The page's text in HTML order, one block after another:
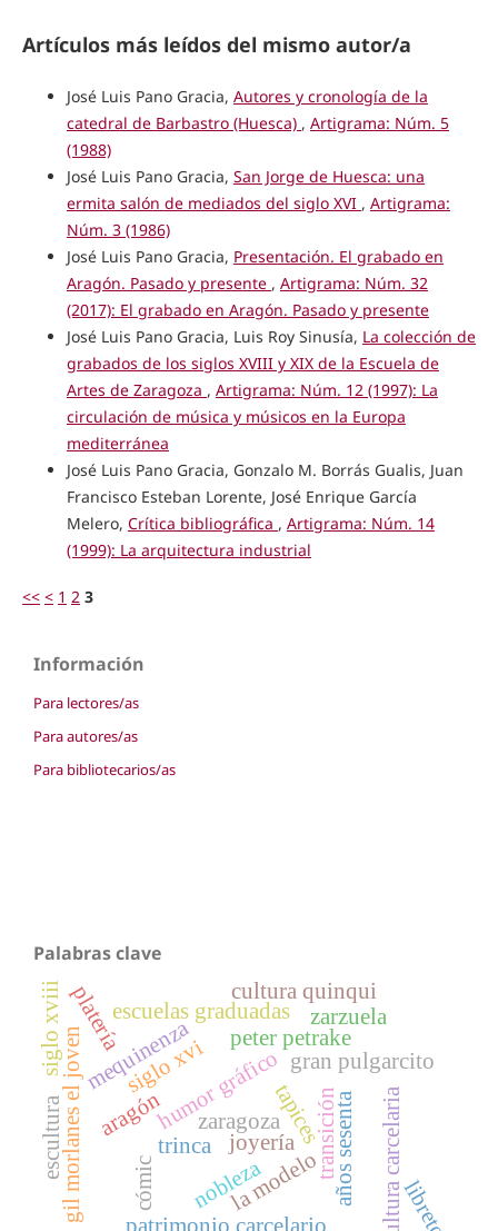
Artículos más leídos del mismo autor/a
José Luis Pano Gracia, Autores y cronología de la
catedral de Barbastro (Huesca) , Artigrama: Núm. 5
(1988)
José Luis Pano Gracia, San Jorge de Huesca: una
ermita salón de mediados del siglo XVI , Artigrama:
Núm. 3 (1986)
José Luis Pano Gracia, Presentación. El grabado en
Aragón. Pasado y presente , Artigrama: Núm. 32
(2017): El grabado en Aragón. Pasado y presente
José Luis Pano Gracia, Luis Roy Sinusía, La colección de
grabados de los siglos XVIII y XIX de la Escuela de
Artes de Zaragoza , Artigrama: Núm. 12 (1997): La
circulación de música y músicos en la Europa
mediterránea
José Luis Pano Gracia, Gonzalo M. Borrás Gualis, Juan
Francisco Esteban Lorente, José Enrique García
Melero, Crítica bibliográfica , Artigrama: Núm. 14
(1999): La arquitectura industrial
<< < 1 2 3
Información
Para lectores/as
Para autores/as
Para bibliotecarios/as
Palabras clave
cómic
humor gráfico transiciónaños sesenta
gran pulgarcito
trinca
peter petrake
aragón
mequinenza
escuelas graduadas
la modelo cultura carcelaria
cultura quinqui
patrimonio carcelario
zaragoza
siglo xvi
gil morlanes el joven
escultura joyería
platería
tapices
nobleza
siglo xviii zarzuela
libreto